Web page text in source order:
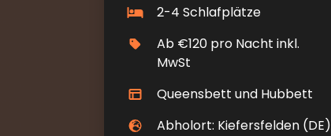
2-4 Schlafplätze
Ab €120 pro Nacht inkl.
MwSt
Queensbett und Hubbett
Abholort: Kiefersfelden (DE)